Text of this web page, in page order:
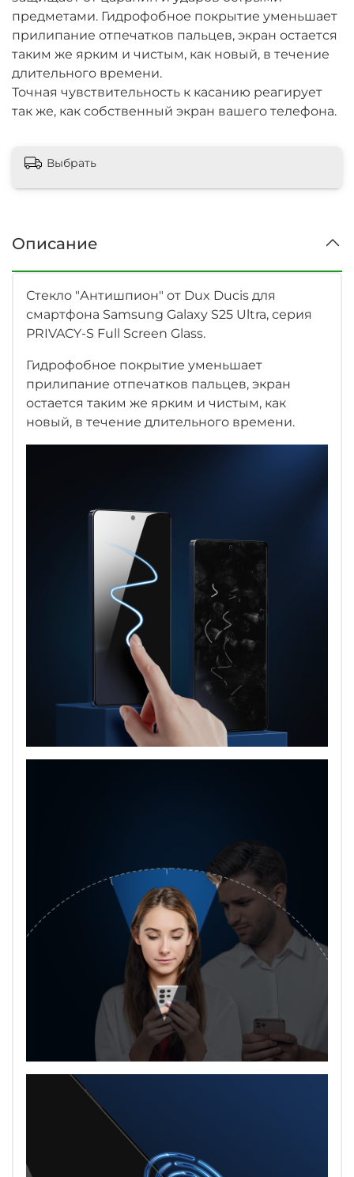
предметами. Гидрофобное покрытие уменьшает
прилипание отпечатков пальцев, экран остается
таким же ярким и чистым, как новый, в течение
длительного времени.
Точная чувствительность к касанию реагирует
так же, как собственный экран вашего телефона.
Выбрать
Описание
Стекло "Антишпион" от Dux Ducis для
смартфона Samsung Galaxy S25 Ultra, серия
PRIVACY-S Full Screen Glass.
Гидрофобное покрытие уменьшает
прилипание отпечатков пальцев, экран
остается таким же ярким и чистым, как
новый, в течение длительного времени.